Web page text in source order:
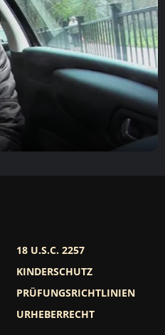
18 U.S.C. 2257
KINDERSCHUTZ
PRÜFUNGSRICHTLINIEN
URHEBERRECHT